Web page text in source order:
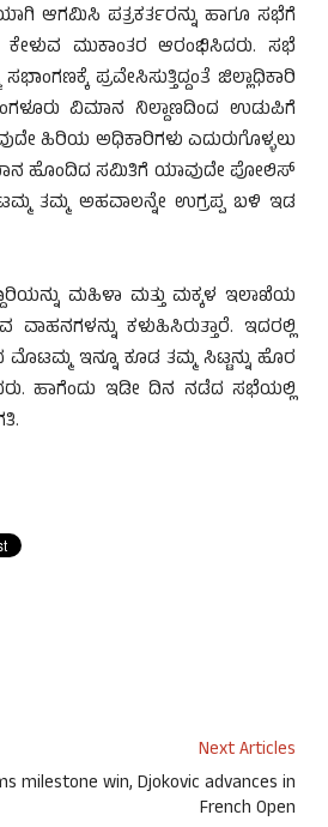
ಆಗಮಿಸಿ ಪತ್ರಕರ್ತರನ್ನು ಹಾಗೂ ಸಭೆಗೆ
ಮುಕಾಂತರ ಆರಂಭಿಸಿದರು. ಸಭೆ
ಪ್ರವೇಸಿಸುತ್ತಿದ್ದಂತೆ ಜಿಲ್ಲಾಧಿಕಾರಿ
ವಿಮಾನ ನಿಲ್ದಾಣದಿಂದ ಉಡುಪಿಗೆ
ಹಿರಿಯ ಅಧಿಕಾರಿಗಳು ಎದುರುಗೊಳ್ಳಲು
ಹೊಂದಿದ ಸಮಿತಿಗೆ ಯಾವುದೇ ಪೋಲಿಸ್
ತಮ್ಮ ಅಹವಾಲನ್ನೇ ಉಗ್ರಪ್ಪ ಬಳಿ ಇಡ
ಮಹಿಳಾ ಮತ್ತು ಮಕ್ಕಳ ಇಲಾಖೆಯ
ಕಳುಹಿಸಿರುತ್ತಾರೆ. ಇದರಲ್ಲಿ
ಇನ್ನೂ ಕೂಡ ತಮ್ಮ ಸಿಟ್ಟನ್ನು ಹೊರ
ಹಾಗೆಂದು ಇಡೀ ದಿನ ನಡೆದ ಸಭೆಯಲ್ಲಿ
Next Articles
milestone win, Djokovic advances in
French Open